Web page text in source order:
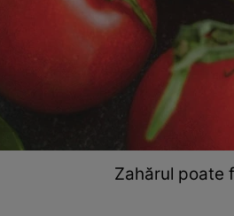
Zahărul poate